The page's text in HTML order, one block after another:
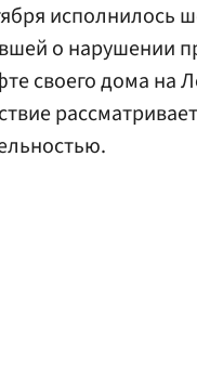
исполнилось
о нарушении
своего дома на